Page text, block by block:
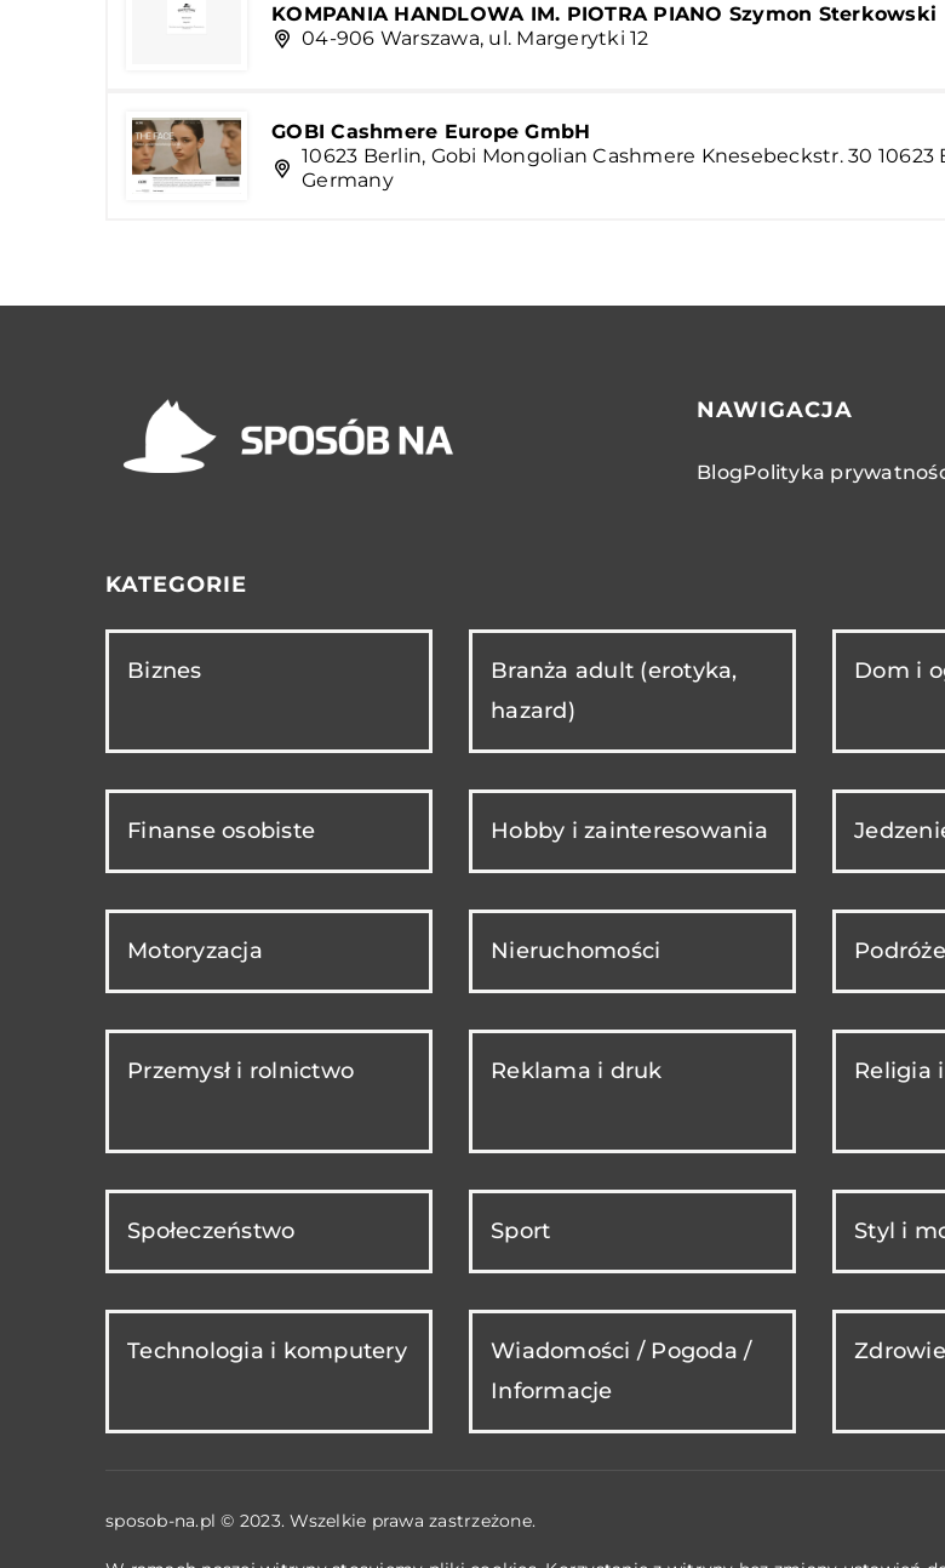
KOMPANIA HANDLOWA IM. PIOTRA PIANO Szymon Sterkowski
04-906 Warszawa, ul. Margerytki 12
GOBI Cashmere Europe GmbH
10623 Berlin, Gobi Mongolian Cashmere Knesebeckstr. 30 10623
Germany
NAWIGACJA
BlogPolityka
KATEGORIE
Biznes
Branża adult (erotyka,
hazard)
Dom i
Finanse osobiste Hobby i zainteresowania
Motoryzacja Nieruchomości Podróże
Przemysł i rolnictwo Reklama i druk Religia
Społeczeństwo Sport Styl i
Technologia i komputery
Wiadomości / Pogoda /
Informacje
sposob-na.pl © 2023. Wszelkie prawa zastrzeżone.